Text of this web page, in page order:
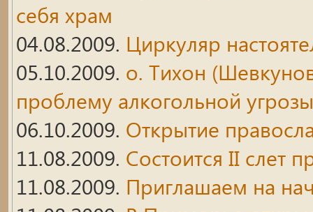
себя храм
04.08.2009. Циркуляр
05.10.2009. о. Тихон
проблему алкогольной угрозы
06.10.2009. Открытие
11.08.2009. Состоится II слет
11.08.2009. Приглашаем на